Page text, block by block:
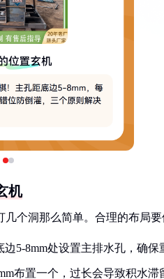
机
个洞那么简单。合理的布局要
边5-8mm处设置主排水孔，确保
布置一个，过长会导致积水滞